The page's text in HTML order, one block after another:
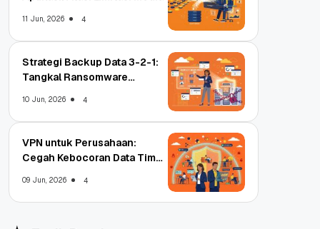
11 Jun, 2026 4
Strategi Backup Data 3-2-1:
Tangkal Ransomware
10 Jun, 2026 4
VPN untuk Perusahaan:
Cegah Kebocoran Data Tim
09 Jun, 2026 4